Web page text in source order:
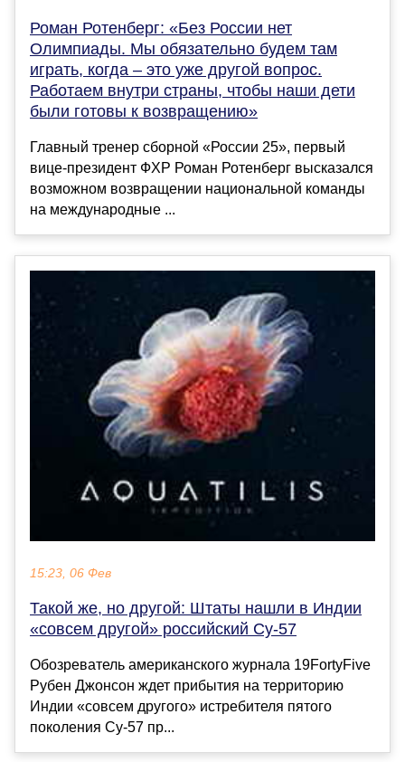
Роман Ротенберг: «Без России нет
Олимпиады. Мы обязательно будем там
играть, когда – это уже другой вопрос.
Работаем внутри страны, чтобы наши дети
были готовы к возвращению»
Главный тренер сборной «России 25», первый
вице-президент ФХР Роман Ротенберг высказался
возможном возвращении национальной команды
на международные ...
15:23, 06 Фев
Такой же, но другой: Штаты нашли в Индии
«совсем другой» российский Су-57
Обозреватель американского журнала 19FortyFive
Рубен Джонсон ждет прибытия на территорию
Индии «совсем другого» истребителя пятого
поколения Су-57 пр...